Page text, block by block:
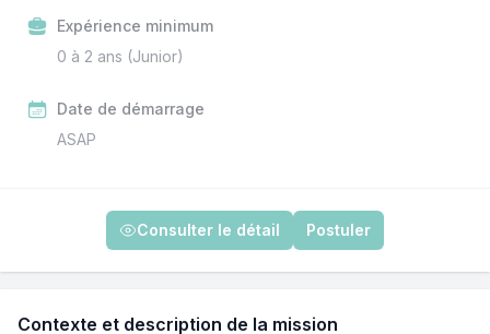
Expérience minimum
0 à 2 ans (Junior)
Date de démarrage
ASAP
Consulter le détail Postuler
Contexte et description de la mission